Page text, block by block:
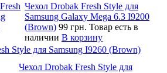
Чехол Drobak Fresh Style для
Samsung Galaxy Mega 6.3 I9200
(Brown) 99 грн. Товар есть в
наличии В корзину
Style для Samsung I9260 (Brown)
Чехол Drobak Fresh Style для